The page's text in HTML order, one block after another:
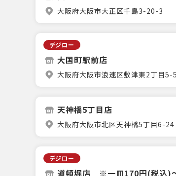
大阪府大阪市大正区千島3-20-3
デジロー
大国町駅前店
大阪府大阪市浪速区敷津東2丁目
天神橋5丁目店
大阪府大阪市北区天神橋5丁目6-
デジロー
道頓堀店 ※一皿170円(税込)